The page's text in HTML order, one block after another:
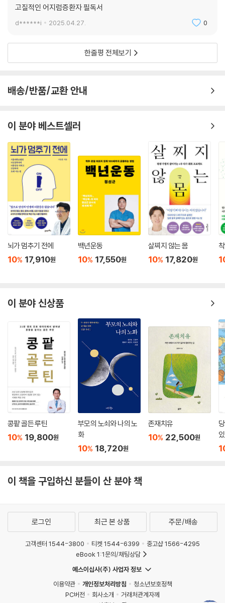
석증을 겪었던 분들은 재발에 대한 두려움으로 일상생활이 어려워지는 경
우가 많은데, 이럴 때 깊은 호흡과 명상은 꽤 좋은 효과를 보여줍니다. 명상
은 단순히 마음을 편안하게 하는 것을 넘어서, 교감신경의 과도한 활동 억
제, 심장박동 안정화, 우리 몸의 긴장을 풀어주고 자율신경계의 균형을 잡
아주는 자연스러운 치료법입니다. 환자 중 명상으로 어지럼을 치료했던 분
이 있습니다. 2년 동안 만성어지럼으로 고생하셨는데 약물 치료를 받으면
좋아졌습니다. 3개월 후 어지럼의 횟수가 눈에 띄게 줄었고, 강도도 많이
고질적인 어지럼증환자 필독서
d******i 2025.04.27. 0
한줄평 전체보기
배송/반품/교환 안내
이 분야 베스트셀러
뇌가 멈추기 전에
10% 17,910원
백년운동
10% 17,550원
살찌지 않는 몸
10% 17,820원
이 분야 신상품
콩팥 골든 루틴
10% 19,800원
부모의 노쇠와 나의 노
화
10% 18,720원
존재치유
10% 22,500원
이 책을 구입하신 분들이 산 분야 책
로그인 최근 본 상품 주문/배송
고객센터 1544-3800 티켓 1544-6399
중고샵 1566-4295
eBook 1:1문의/채팅상담
예스이십사(주) 사업자 정보
이용약관
개인정보처리방침
청소년보호정책
PC버전
회사소개
거래처관계자께